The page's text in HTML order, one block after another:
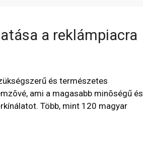
a reklámpiacra
és természetes
ami a magasabb minõségű és
Több, mint 120 magyar